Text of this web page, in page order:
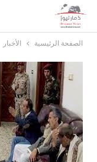
الصفحة الرئيسية الأخبار